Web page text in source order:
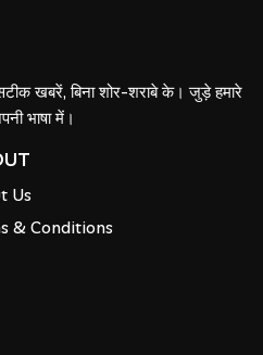
खबरें, बिना शोर-शराबे के। जुड़े हमारे
भाषा में।
Us
& Conditions